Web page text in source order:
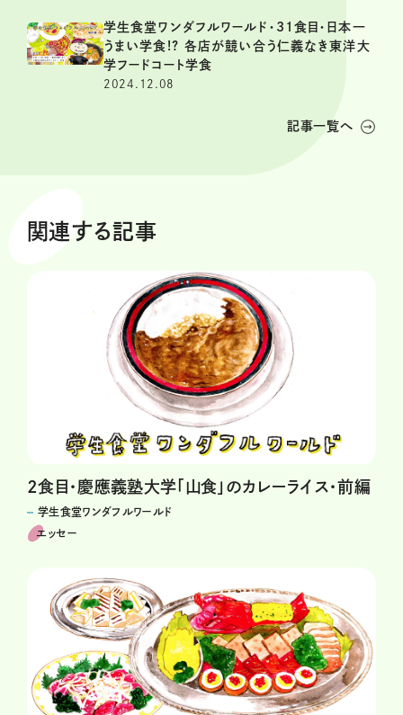
学生食堂ワンダフルワールド・31食目・日本一
うまい学食!? 各店が競い合う仁義なき東洋大
学フードコート学食
2024.12.08
記事一覧へ
関連する記事
2食目・慶應義塾大学「山食」のカレーライス・前編
学生食堂ワンダフルワールド
エッセー